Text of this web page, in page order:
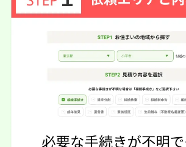
ちなどスムーズに決まりました。
この口コミの事務所詳細を
50代 女性(東京都)
ご利用事務所名 司法書士みその法務事
価格の妥当性 5